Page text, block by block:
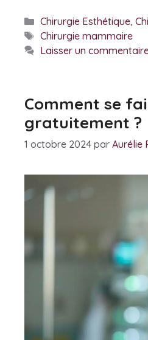
Catégories
Chirurgie Esthétique,
Étiquettes
Chirurgie mammaire
Laisser un
Comment se
gratuitement ?
1 octobre 2024 par Aurélie